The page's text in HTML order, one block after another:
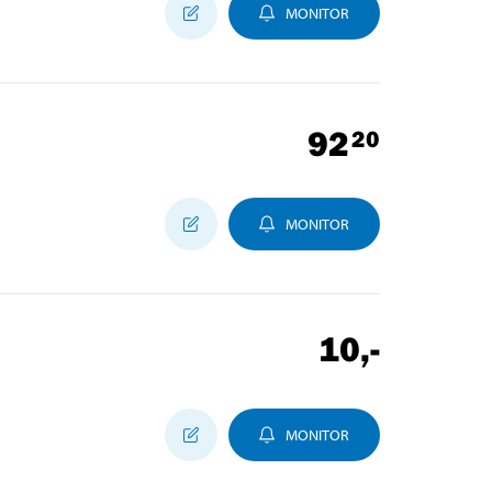
MONITOR
9220
MONITOR
10,-
MONITOR